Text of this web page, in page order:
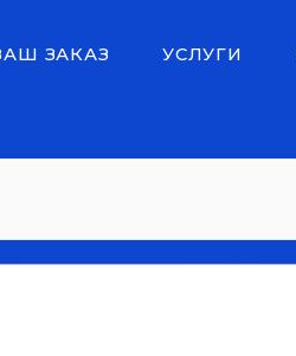
ЗАКАЗ УСЛУГИ